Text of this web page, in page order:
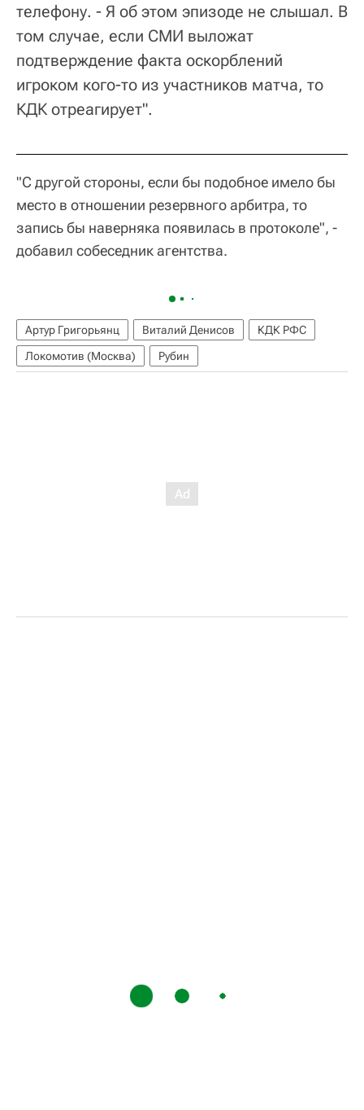
телефону. - Я об этом эпизоде не слышал. В
том случае, если СМИ выложат
подтверждение факта оскорблений
игроком кого-то из участников матча, то
КДК отреагирует".
"С другой стороны, если бы подобное имело бы
место в отношении резервного арбитра, то
запись бы наверняка появилась в протоколе", -
добавил собеседник агентства.
Артур Григорьянц Виталий Денисов
КДК РФС
Локомотив (Москва)
Рубин